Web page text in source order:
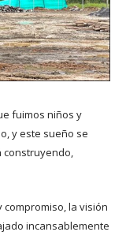
fuimos niños y
y este sueño se
construyendo,
la visión
incansablemente